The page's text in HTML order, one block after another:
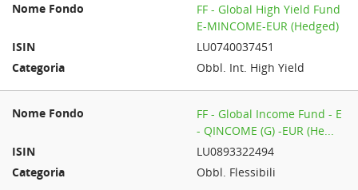
FF - Global High Yield Fund
E-MINCOME-EUR (Hedged)
LU0740037451
Obbl. Int. High Yield
FF - Global Income Fund - E
- QINCOME (G) -EUR (He...
LU0893322494
Obbl. Flessibili